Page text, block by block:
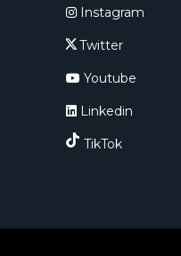
Instagram
Twitter
Youtube
Linkedin
TikTok